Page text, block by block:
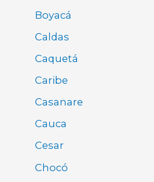
Boyacá
Caldas
Caquetá
Caribe
Casanare
Cauca
Cesar
Chocó